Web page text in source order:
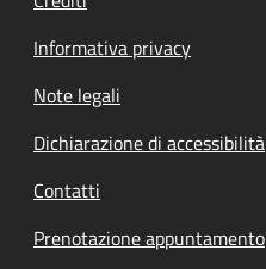
Informativa privacy
Note legali
Dichiarazione di accessibilità
Contatti
Prenotazione appuntamento